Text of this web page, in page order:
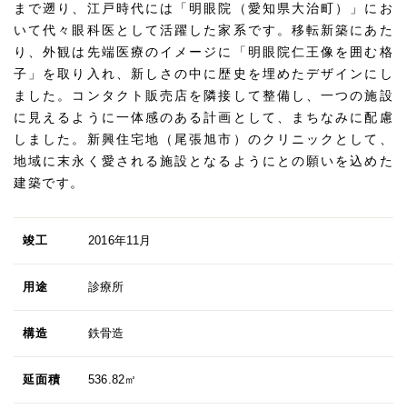
まで遡り、江戸時代には「明眼院（愛知県大治町）」にお
いて代々眼科医として活躍した家系です。移転新築にあた
り、外観は先端医療のイメージに「明眼院仁王像を囲む格
子」を取り入れ、新しさの中に歴史を埋めたデザインにし
ました。コンタクト販売店を隣接して整備し、一つの施設
に見えるように一体感のある計画として、まちなみに配慮
しました。新興住宅地（尾張旭市）のクリニックとして、
地域に末永く愛される施設となるようにとの願いを込めた
建築です。
竣工 2016年11月
用途 診療所
構造 鉄骨造
延面積 536.82㎡